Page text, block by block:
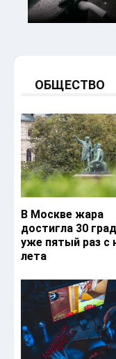
ОБЩЕСТВО
В Москве жара
достигла 30
уже пятый раз с
лета